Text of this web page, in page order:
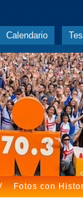
Calendario
Fotos con